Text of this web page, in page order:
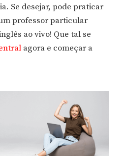
Se desejar, pode praticar
professor particular
ao vivo! Que tal se
agora e começar a